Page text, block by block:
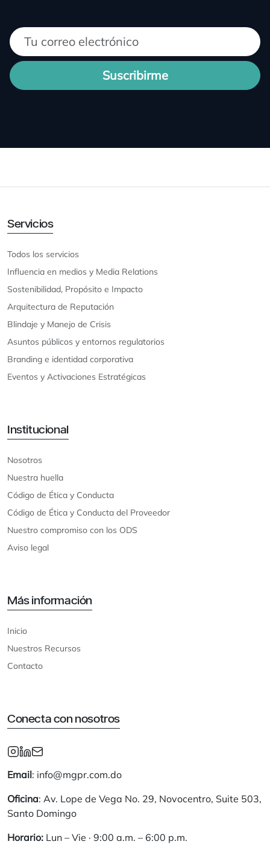
Suscribirme
Servicios
Todos los servicios
Influencia en medios y Media Relations
Sostenibilidad, Propósito e Impacto
Arquitectura de Reputación
Blindaje y Manejo de Crisis
Asuntos públicos y entornos regulatorios
Branding e identidad corporativa
Eventos y Activaciones Estratégicas
Institucional
Nosotros
Nuestra huella
Código de Ética y Conducta
Código de Ética y Conducta del Proveedor
Nuestro compromiso con los ODS
Aviso legal
Más información
Inicio
Nuestros Recursos
Contacto
Conecta con nosotros
Email: info@mgpr.com.do
Oficina: Av. Lope de Vega No. 29, Novocentro, Suite 503,
Santo Domingo
Horario: Lun – Vie · 9:00 a.m. – 6:00 p.m.